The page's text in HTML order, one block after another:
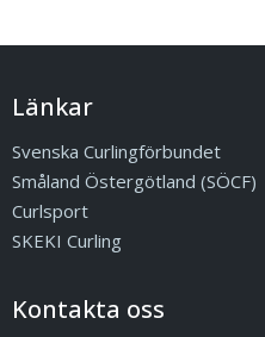
Länkar
Svenska Curlingförbundet
Småland Östergötland (SÖCF)
Curlsport
SKEKI Curling
Kontakta oss